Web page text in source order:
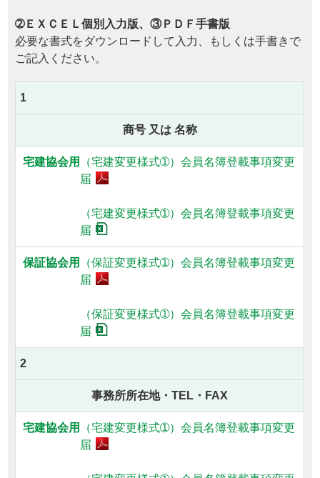
➁ＥＸＣＥＬ個別入力版、③ＰＤＦ手書版
必要な書式をダウンロードして入力、もしくは手書きで
ご記入ください。
1
商号 又は 名称
（宅建変更様式➀）会員名簿登載事項変更
届
（宅建変更様式➀）会員名簿登載事項変更
届
（保証変更様式➀）会員名簿登載事項変更
届
（保証変更様式➀）会員名簿登載事項変更
届
2
事務所所在地・TEL・FAX
（宅建変更様式➀）会員名簿登載事項変更
届